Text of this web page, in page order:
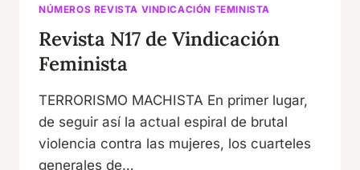
NÚMEROS REVISTA VINDICACIÓN FEMINISTA
Revista N17 de Vindicación
Feminista
TERRORISMO MACHISTA En primer lugar,
de seguir así la actual espiral de brutal
violencia contra las mujeres, los cuarteles
generales de…